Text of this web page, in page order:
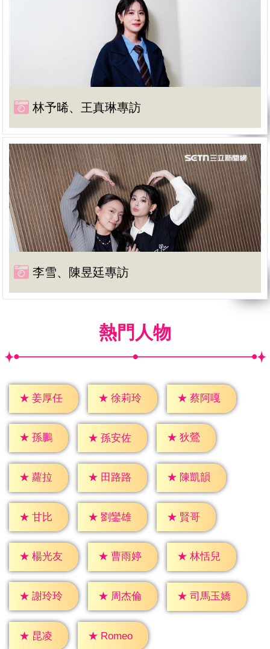
林予晞、王真琳專訪
李雪、陳昱廷專訪
熱門人物
★ 姜厚任 ★ 徐莉玲 ★ 蔡阿嘎
★ 孫鵬 ★ 孫安佐 ★ 狄鶯
★ 蘿拉 ★ 田路路 ★ 陳凱韻
★ 甘比 ★ 劉鑾雄 ★ 賢哥
★ 楊光友 ★ 曹雨婷 ★ 林恬兒
★ 謝玲玲 ★ 周杰倫 ★ 司馬玉嬌
★ 昆凌 ★ Romeo